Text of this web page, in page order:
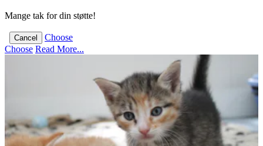
Mange tak for din støtte!
Cancel
Choose
Choose Read More...